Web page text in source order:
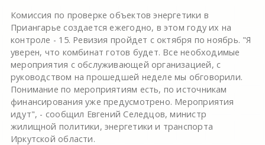
Комиссия по проверке объектов энергетики в
Приангарье создается ежегодно, в этом году их на
контроле - 15. Ревизия пройдет с октября по ноябрь. "Я
уверен, что комбинат готов будет. Все необходимые
мероприятия с обслуживающей организацией, с
руководством на прошедшей неделе мы обговорили.
Понимание по мероприятиям есть, по источникам
финансирования уже предусмотрено. Мероприятия
идут", - сообщил Евгений Селедцов, министр
жилищной политики, энергетики и транспорта
Иркутской области.